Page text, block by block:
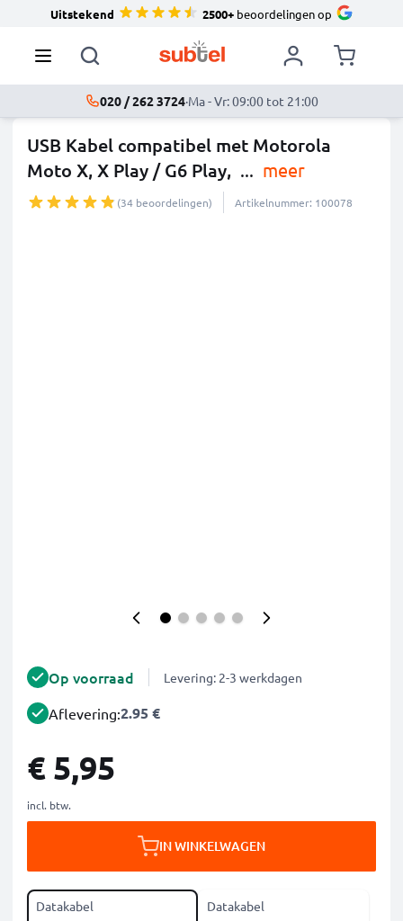
Uitstekend 2500+beoordelingen op
020 / 262 3724·Ma - Vr: 09:00 tot 21:00
USB Kabel compatibel met Motorola
Moto X, X Play / G6 Play, ... meer
(34 beoordelingen) Artikelnummer: 100078
Op voorraad Levering: 2-3 werkdagen
Aflevering:2.95 €
€ 5,95
incl. btw.
IN WINKELWAGEN
Datakabel Datakabel